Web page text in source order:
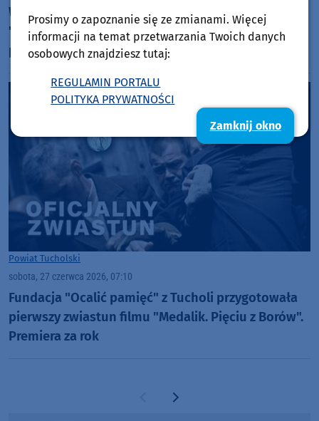
W sobotę (04.07) w lasach pod Tucholą ekipa filmu
"Medalik. Pięciu z borów" zorganizowała kolejny
plan zdjęciowy (FOTO, RELACJA)
Powiat Tucholski
sobota, 27 czerwca 2026, 07:10
Fundacja "Ocalić pamięć" z Tucholi przygotowała
pierwszy zwiastun filmu "Medalik. Pięciu z Borów".
Premiera za rok
Poprzednia strona
Następna strona
Prosimy o zapoznanie się ze zmianami. Więcej
informacji na temat przetwarzania Twoich danych
osobowych znajdziesz tutaj:
REGULAMIN PORTALU
POLITYKA PRYWATNOŚCI
Zamknij okno